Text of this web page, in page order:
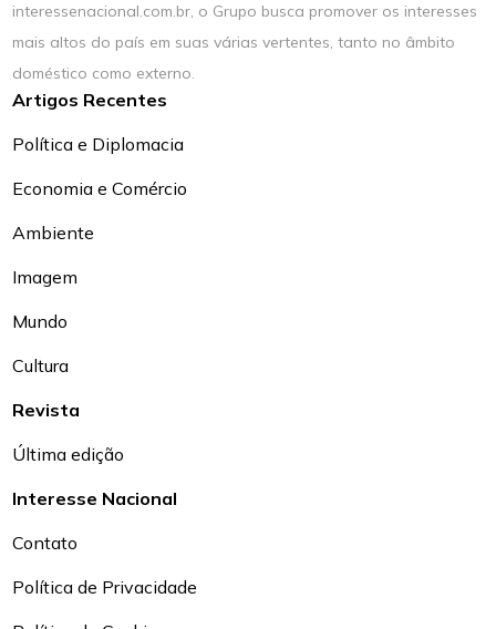
interessenacional.com.br, o Grupo busca promover os interesses
mais altos do país em suas várias vertentes, tanto no âmbito
doméstico como externo.
Artigos Recentes
Política e Diplomacia
Economia e Comércio
Ambiente
Imagem
Mundo
Cultura
Revista
Última edição
Interesse Nacional
Contato
Política de Privacidade